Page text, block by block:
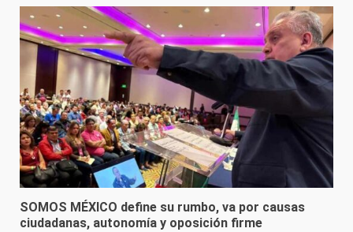
SOMOS MÉXICO define su rumbo, va por causas
ciudadanas, autonomía y oposición firme